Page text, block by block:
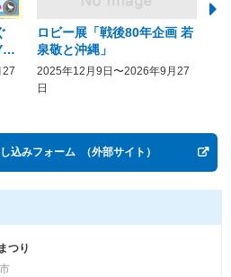
27
ロビー展「戦後80年企画 若
泉敬と沖縄」
2025年12月9日〜2026年9月27
日
込みフォーム （外部サイト）
つり